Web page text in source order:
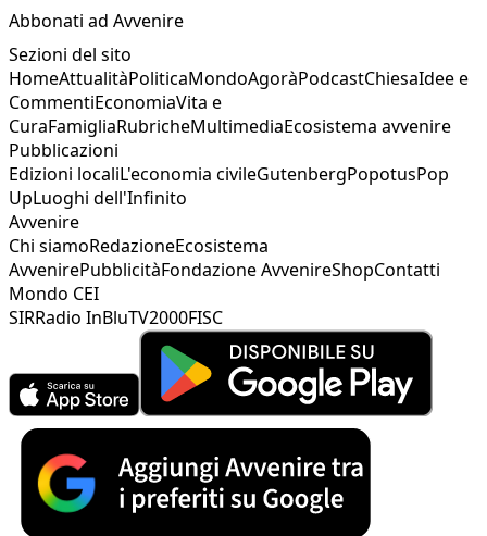
Abbonati ad Avvenire
Sezioni del sito
HomeAttualitàPoliticaMondoAgoràPodcastChiesaIdee e
CommentiEconomiaVita e
CuraFamigliaRubricheMultimediaEcosistema avvenire
Pubblicazioni
Edizioni localiL'economia civileGutenbergPopotusPop
UpLuoghi dell'Infinito
Avvenire
Chi siamoRedazioneEcosistema
AvvenirePubblicitàFondazione AvvenireShopContatti
Mondo CEI
SIRRadio InBluTV2000FISC